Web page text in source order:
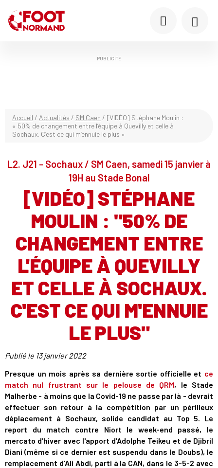
PUBLICITÉ
Accueil / Actualités / SM Caen / [VIDÉO] Stéphane Moulin :
« 50% de changement entre l’équipe à Quevilly et celle à
Sochaux. C’est ce qui m’ennuie le plus »
L2. J21 - Sochaux / SM Caen, samedi 15 janvier à
19H au Stade Bonal
[VIDÉO] STÉPHANE
MOULIN : "50% DE
CHANGEMENT ENTRE
L'ÉQUIPE À QUEVILLY
ET CELLE À SOCHAUX.
C'EST CE QUI M'ENNUIE
LE PLUS"
Publié le 13 janvier 2022
Presque un mois après sa dernière sortie officielle et ce
match nul frustrant sur le pelouse de QRM, le Stade
Malherbe - à moins que la Covid-19 ne passe par là - devrait
effectuer son retour à la compétition par un périlleux
déplacement à Sochaux, solide candidat au Top 5. Le
report du match contre Niort le week-end passé, le
mercato d'hiver avec l'apport d'Adolphe Teikeu et de Djibril
Diani (même si ce dernier est suspendu dans le Doubs), le
remplacement d'Ali Abdi, parti à la CAN, dans le 3-5-2 avec